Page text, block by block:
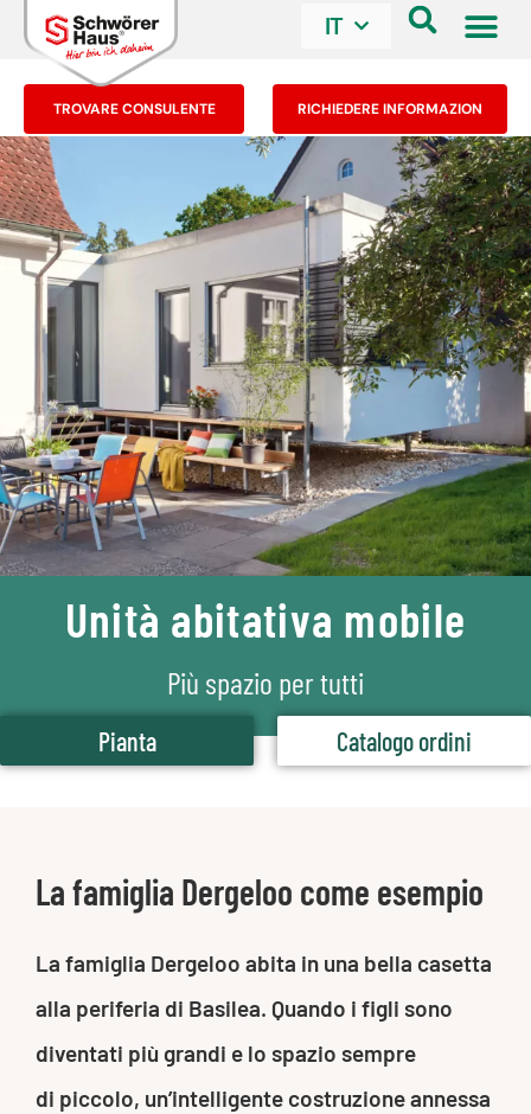
IT
TROVARE CONSULENTE RICHIEDERE INFORMAZION
Unità abitativa mobile
Più spazio per tutti
Pianta Catalogo ordini
La famiglia Dergeloo come esempio
La famiglia Dergeloo abita in una bella casetta
alla periferia di Basilea. Quando i figli sono
diventati più grandi e lo spazio sempre
di piccolo, un’intelligente costruzione annessa